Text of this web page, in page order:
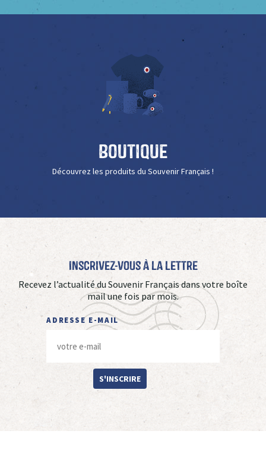
Boutique
Découvrez les produits du Souvenir Français !
Inscrivez-vous à La Lettre
Recevez l’actualité du Souvenir Français dans votre boîte
mail une fois par mois.
ADRESSE E-MAIL
S'INSCRIRE